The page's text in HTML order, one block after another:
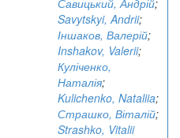
Савицький, Андрій;
Savytskyi, Andrii;
Іншаков, Валерій;
Inshakov, Valerii;
Куліченко,
Наталія;
Kulichenko, Nataliia;
Страшко, Віталій;
Strashko, Vitalii